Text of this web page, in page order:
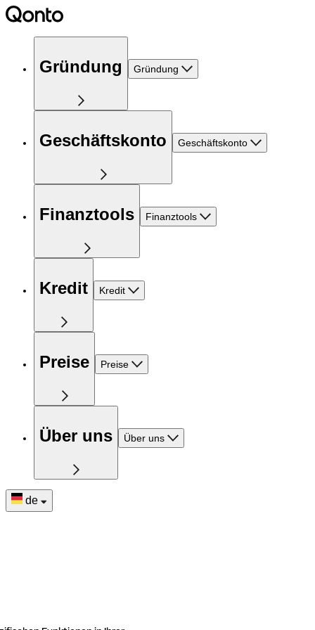
Gründung Gründung
Geschäftskonto Geschäftskonto
Finanztools Finanztools
Kredit Kredit
Preise Preise
Über uns Über uns
de